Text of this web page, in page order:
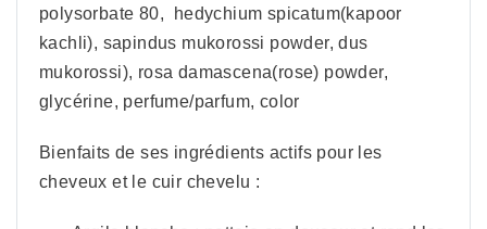
polysorbate 80, hedychium spicatum(kapoor
kachli), sapindus mukorossi powder, dus
mukorossi), rosa damascena(rose) powder,
glycérine, perfume/parfum, color
Bienfaits de ses ingrédients actifs pour les
cheveux et le cuir chevelu :